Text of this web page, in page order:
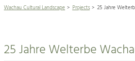
Rückblick 25 Jahre Jubiläum
ArchitectureMaintenance, Regulation and Further
Wachau Cultural Landscape Projects 25 Jahre
25 Jahre Welterbe